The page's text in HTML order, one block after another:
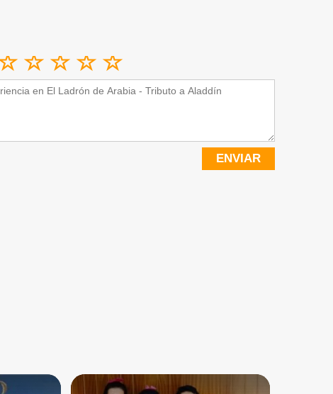
ENVIAR